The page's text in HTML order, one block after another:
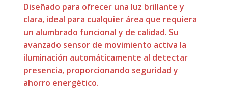
Diseñado para ofrecer una luz brillante y
clara, ideal para cualquier área que requiera
un alumbrado funcional y de calidad. Su
avanzado sensor de movimiento activa la
iluminación automáticamente al detectar
presencia, proporcionando seguridad y
ahorro energético.